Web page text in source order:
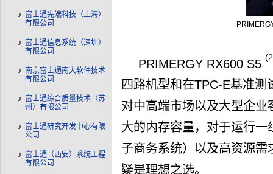
富士通先端科技（上海）
有限公司
富士通信息系统（深圳）
有限公司
南京富士通南大软件技术
有限公司
富士通综合质量技术（苏
州）有限公司
富士通研究开发中心有限
公司
富士通（西安）系统工程
有限公司
PRIMERGY RX600 S5 (2
四路机型和在TPC-E基准
对中高端市场以及大型企
大的内存容量，对于运行
子商务系统）以及高资源
疑是理想之选。